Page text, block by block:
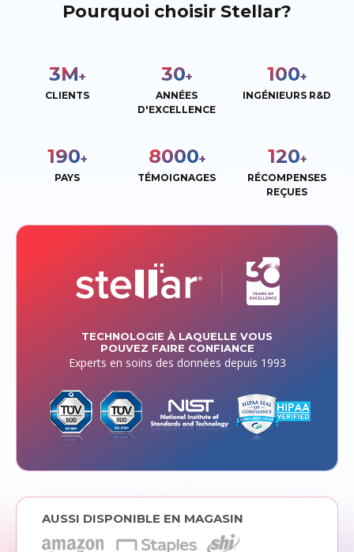
Pourquoi choisir Stellar?
3M+
CLIENTS
30+
ANNÉES
D'EXCELLENCE
100+
INGÉNIEURS R&D
190+
PAYS
8000+
TÉMOIGNAGES
120+
RÉCOMPENSES
REÇUES
TECHNOLOGIE À LAQUELLE VOUS
POUVEZ FAIRE CONFIANCE
Experts en soins des données depuis 1993
AUSSI DISPONIBLE EN MAGASIN